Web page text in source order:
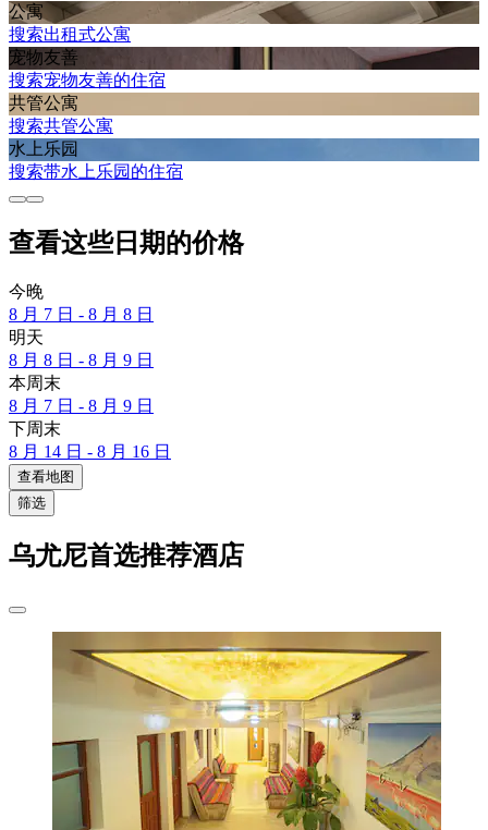
公寓
搜索出租式公寓
宠物友善
搜索宠物友善的住宿
共管公寓
搜索共管公寓
水上乐园
搜索带水上乐园的住宿
查看这些日期的价格
今晚
8 月 7 日 - 8 月 8 日
明天
8 月 8 日 - 8 月 9 日
本周末
8 月 7 日 - 8 月 9 日
下周末
8 月 14 日 - 8 月 16 日
查看地图
筛选
乌尤尼首选推荐酒店